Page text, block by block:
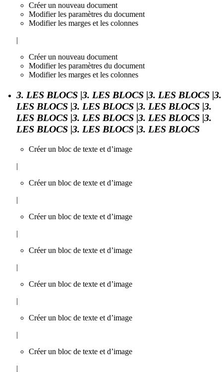
Créer un nouveau document
Modifier les paramètres du document
Modifier les marges et les colonnes
|
Créer un nouveau document
Modifier les paramètres du document
Modifier les marges et les colonnes
3. LES BLOCS |3. LES BLOCS |3. LES BLOCS |3.
LES BLOCS |3. LES BLOCS |3. LES BLOCS |3.
LES BLOCS |3. LES BLOCS |3. LES BLOCS |3.
LES BLOCS |3. LES BLOCS |3. LES BLOCS
Créer un bloc de texte et d’image
|
Créer un bloc de texte et d’image
|
Créer un bloc de texte et d’image
|
Créer un bloc de texte et d’image
|
Créer un bloc de texte et d’image
|
Créer un bloc de texte et d’image
|
Créer un bloc de texte et d’image
|